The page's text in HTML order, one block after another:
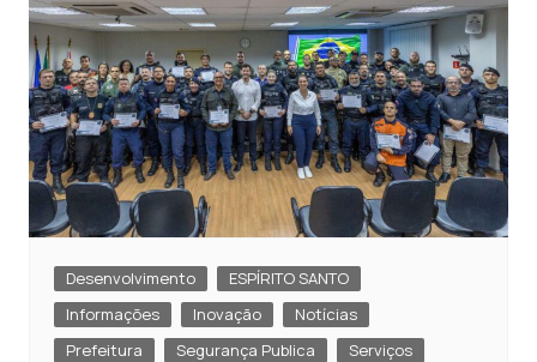
Desenvolvimento
ESPÍRITO SANTO
Informações
Inovação
Notícias
Prefeitura
Segurança Publica
Serviços